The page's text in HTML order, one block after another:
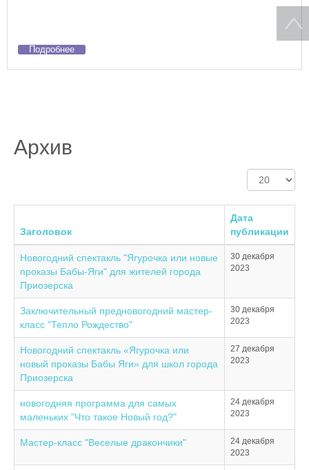
Подробнее
Архив
Кол-
во
строк:
Заголовок
Дата
публикации
Новогодний спектакль "Ягурочка или новые
проказы Бабы-Яги" для жителей города
Приозерска
30 декабря
2023
Заключительный предновогодний мастер-
класс "Тепло Рождество"
30 декабря
2023
Новогодний спектакль «Ягурочка или
новый проказы Бабы Яги» для школ города
Приозерска
27 декабря
2023
новогодняя программа для самых
маленьких "Что такое Новый год?"
24 декабря
2023
Мастер-класс "Веселые дракончики"
24 декабря
2023